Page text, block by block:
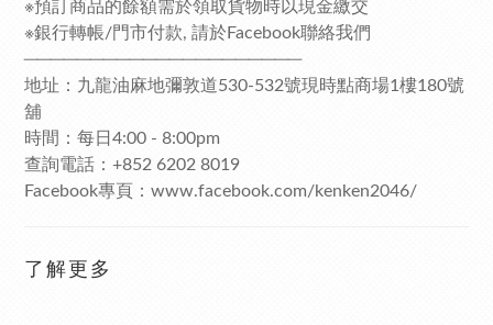
※預訂商品的餘額需於領取貨物時以現金繳交
※銀行轉帳/門市付款, 請於Facebook聯絡我們
─────────────────────
地址：九龍油麻地彌敦道530-532號現時點商場1樓180號
舖
時間：每日4:00 - 8:00pm
查詢電話：+852 6202 8019
Facebook專頁：www.facebook.com/kenken2046/
了解更多